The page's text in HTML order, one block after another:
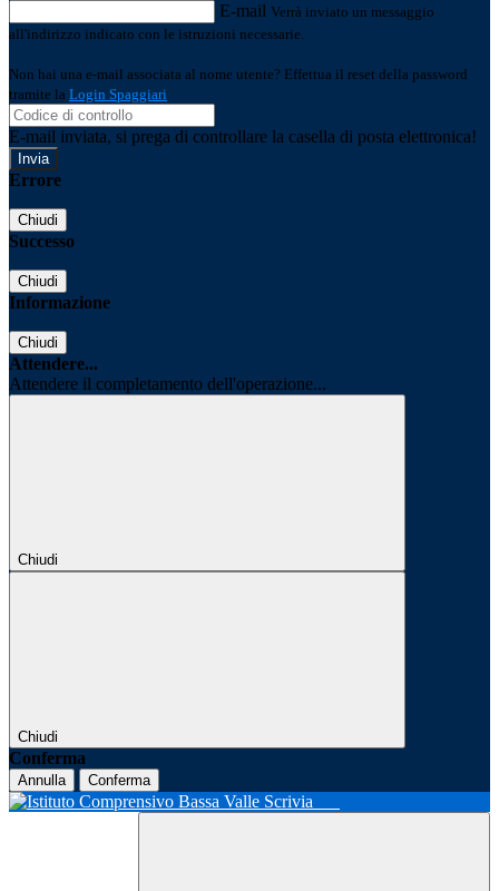
E-mail Verrà inviato un messaggio
all'indirizzo indicato con le istruzioni necessarie.
Non hai una e-mail associata al nome utente? Effettua il reset della password
tramite la Login Spaggiari
E-mail inviata, si prega di controllare la casella di posta elettronica!
Errore
Chiudi
Successo
Chiudi
Informazione
Chiudi
Attendere...
Attendere il completamento dell'operazione...
Chiudi
Chiudi
Conferma
Annulla Conferma